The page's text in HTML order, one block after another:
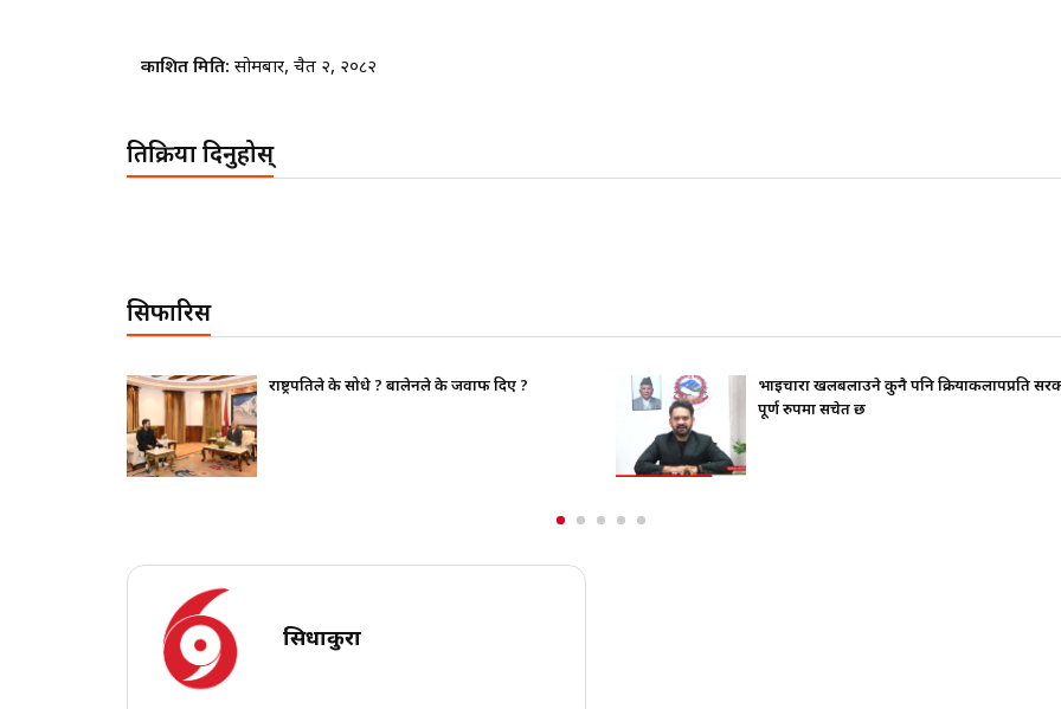
प्रकाशित मिति: सोमबार, चैत २, २०८२
प्रतिक्रिया दिनुहोस्
सिफारिस
राष्ट्रपतिले के सोधे ? बालेनले के जवाफ दिए ?
भाइचारा खलबलाउने कुनै पनि क्रियाकलापप्रति सरकार
पूर्ण रुपमा सचेत छ
सिधाकुरा